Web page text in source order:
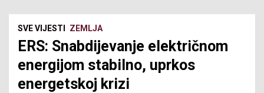
SVE VIJESTI ZEMLJA
ERS: Snabdijevanje električnom
energijom stabilno, uprkos
energetskoj krizi